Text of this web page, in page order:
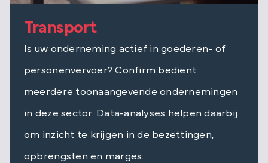
Transport
Is uw onderneming actief in goederen- of
personenvervoer? Confirm bedient
meerdere toonaangevende ondernemingen
in deze sector. Data-analyses helpen daarbij
om inzicht te krijgen in de bezettingen,
opbrengsten en marges.